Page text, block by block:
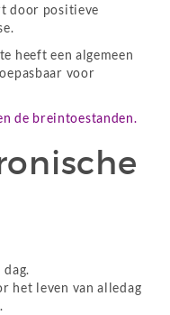
door positieve
heeft een algemeen
voor
de breintoestanden.
het leven van alledag